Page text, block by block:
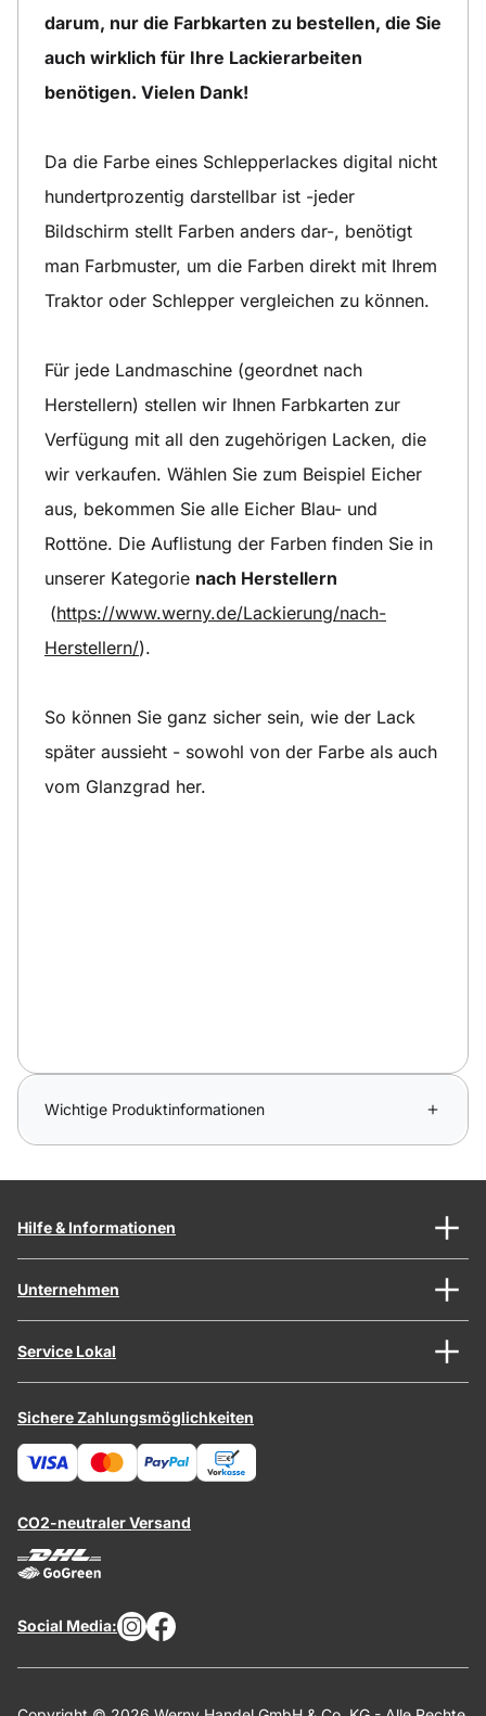
darum, nur die Farbkarten zu bestellen, die Sie
auch wirklich für Ihre Lackierarbeiten
benötigen. Vielen Dank!
Da die Farbe eines Schlepperlackes digital nicht
hundertprozentig darstellbar ist -jeder
Bildschirm stellt Farben anders dar-, benötigt
man Farbmuster, um die Farben direkt mit Ihrem
Traktor oder Schlepper vergleichen zu können.
Für jede Landmaschine (geordnet nach
Herstellern) stellen wir Ihnen Farbkarten zur
Verfügung mit all den zugehörigen Lacken, die
wir verkaufen. Wählen Sie zum Beispiel Eicher
aus, bekommen Sie alle Eicher Blau- und
Rottöne. Die Auflistung der Farben finden Sie in
unserer Kategorie nach Herstellern
(https://www.werny.de/Lackierung/nach-
Herstellern/).
So können Sie ganz sicher sein, wie der Lack
später aussieht - sowohl von der Farbe als auch
vom Glanzgrad her.
Wichtige Produktinformationen
Hilfe & Informationen
Unternehmen
Service Lokal
Sichere Zahlungsmöglichkeiten
CO2-neutraler Versand
Social Media: